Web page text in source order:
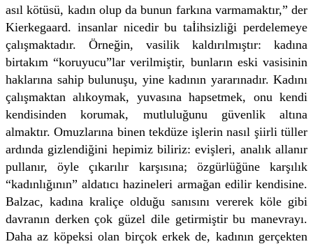
asıl kötüsü, kadın olup da bunun farkına varmamaktır,” der
Kierkegaard. insanlar nicedir bu taİihsizliği perdelemeye
çalışmaktadır. Örneğin, vasilik kaldırılmıştır: kadına
birtakım “koruyucu”lar verilmiştir, bunların eski vasisinin
haklarına sahip bulunuşu, yine kadının yararınadır. Kadını
çalışmaktan alıkoymak, yuvasına hapsetmek, onu kendi
kendisinden korumak, mutluluğunu güvenlik altına
almaktır. Omuzlarına binen tekdüze işlerin nasıl şiirli tüller
ardında gizlendiğini hepimiz biliriz: evişleri, analık allanır
pullanır, öyle çıkarılır karşısına; özgürlüğüne karşılık
“kadınlığının” aldatıcı hazineleri armağan edilir kendisine.
Balzac, kadına kraliçe olduğu sanısını vererek köle gibi
davranın derken çok güzel dile getirmiştir bu manevrayı.
Daha az köpeksi olan birçok erkek de, kadının gerçekten